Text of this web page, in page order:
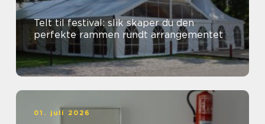
Telt til festival: slik skaper du den
perfekte rammen rundt arrangementet
01. juli 2026